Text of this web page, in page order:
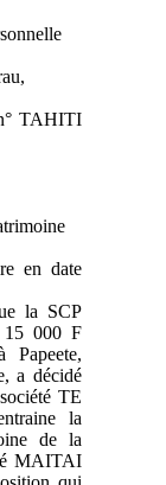
TAHITI
en date
la SCP
000 F
a décidé
TE
la
de la
MAITAI